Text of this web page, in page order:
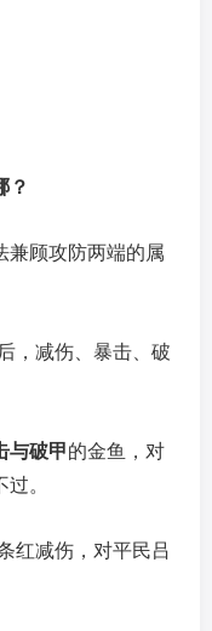
？
兼顾攻防两端的属
，减伤、暴击、破
与破甲的金鱼，对
。
红减伤，对平民吕